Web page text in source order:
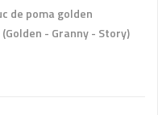
de poma golden
- Granny - Story)